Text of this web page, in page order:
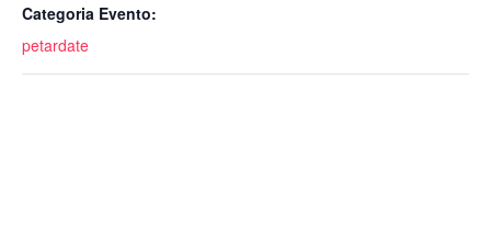
Categoria Evento:
petardate